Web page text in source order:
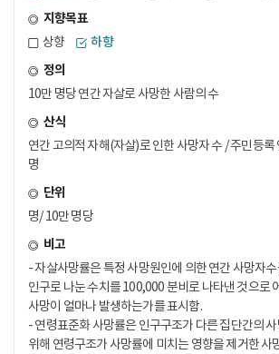
지향목표
상향
하향
정의
10만 명당 연간 자살로 사망한 사람의 수
산식
연간 고의적 자해(자살)로 인한 사망자 수 / 주민등
명
단위
명/ 10만 명당
비고
- 자살사망률은 특정 사망원인에 의한 연간 사망자
인구로 나눈 수치를 100,000 분비로 나타낸 것으로
사망이 얼마나 발생하는가를 표시함.
- 연령표준화 사망률은 인구구조가 다른 집단간의
위해 연령구조가 사망률에 미치는 영향을 제거한 사